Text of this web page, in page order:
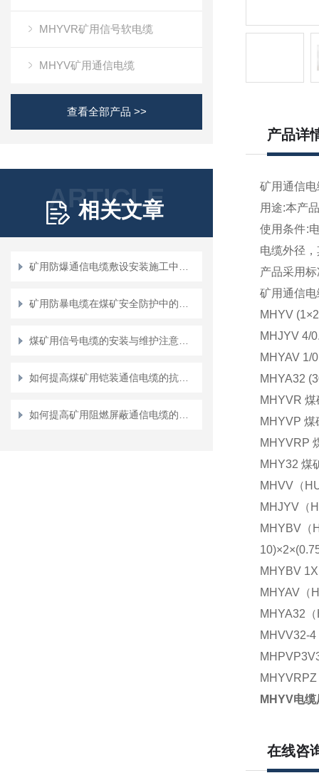
MHYVR矿用信号软电缆
MHYV矿用通信电缆
查看全部产品 >>
ARTICLE
相关文章
产品详
矿用通信
用途:本产
使用条件:
电缆外径
产品采用
矿用通信
MHYV
MHJYV 4/
MHYAV 1/
MHYA32
MHYVR
MHYVP
MHYVRP
MHY32 煤
MHVV（
MHJYV（
MHYBV（
MHYBV
MHYAV（
MHYA32
MHVV32-
MHYV电缆
在线咨